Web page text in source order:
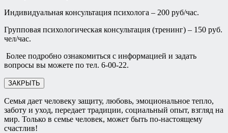
Индивидуальная консультация психолога – 200 руб/час.
Групповая психологическая консультация (тренинг) – 150 руб.
чел/час.
Более подробно ознакомиться с информацией и задать
вопросы вы можете по тел. 6-00-22.
ЗАКРЫТЬ
Семья дает человеку защиту, любовь, эмоциональное тепло,
заботу и уход, передает традиции, социальный опыт, взгляд на
мир. Только в семье человек, может быть по-настоящему
счастлив!